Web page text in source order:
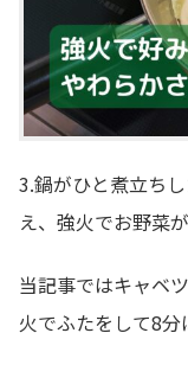
3.鍋がひと煮立ち
え、強火でお野菜
当記事ではキャベ
火でふたをして8分